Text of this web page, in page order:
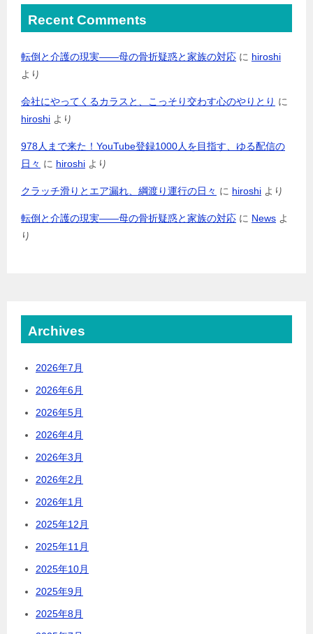
Recent Comments
転倒と介護の現実――母の骨折疑惑と家族の対応 に hiroshi
より
会社にやってくるカラスと、こっそり交わす心のやりとり に
hiroshi より
978人まで来た！YouTube登録1000人を目指す、ゆる配信の
日々 に hiroshi より
クラッチ滑りとエア漏れ、綱渡り運行の日々 に hiroshi より
転倒と介護の現実――母の骨折疑惑と家族の対応 に News よ
り
Archives
2026年7月
2026年6月
2026年5月
2026年4月
2026年3月
2026年2月
2026年1月
2025年12月
2025年11月
2025年10月
2025年9月
2025年8月